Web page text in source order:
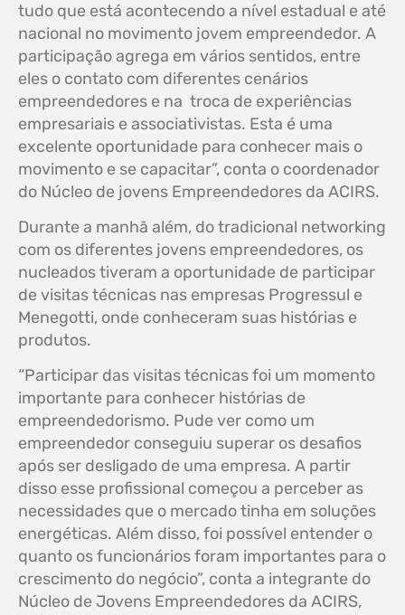
tudo que está acontecendo a nível estadual e até
nacional no movimento jovem empreendedor. A
participação agrega em vários sentidos, entre
eles o contato com diferentes cenários
empreendedores e na troca de experiências
empresariais e associativistas. Esta é uma
excelente oportunidade para conhecer mais o
movimento e se capacitar”, conta o coordenador
do Núcleo de jovens Empreendedores da ACIRS.
Durante a manhã além, do tradicional networking
com os diferentes jovens empreendedores, os
nucleados tiveram a oportunidade de participar
de visitas técnicas nas empresas Progressul e
Menegotti, onde conheceram suas histórias e
produtos.
“Participar das visitas técnicas foi um momento
importante para conhecer histórias de
empreendedorismo. Pude ver como um
empreendedor conseguiu superar os desafios
após ser desligado de uma empresa. A partir
disso esse profissional começou a perceber as
necessidades que o mercado tinha em soluções
energéticas. Além disso, foi possível entender o
quanto os funcionários foram importantes para o
crescimento do negócio”, conta a integrante do
Núcleo de Jovens Empreendedores da ACIRS,